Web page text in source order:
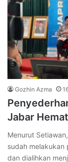
Gozhin Azma
Jabar
Menurut
sudah melakukan
dan dialihkan